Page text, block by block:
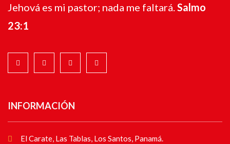
Jehová es mi pastor; nada me faltará.Salmo
23:1
INFORMACIÓN
El Carate, Las Tablas, Los Santos, Panamá.